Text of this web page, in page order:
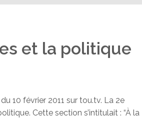
et la politique
10 février 2011 sur tou.tv. La 2e
Cette section s’intitulait : “À la